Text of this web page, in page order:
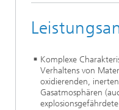
Komplexe
Verhaltens von
oxidierenden,
Gasatmosphären